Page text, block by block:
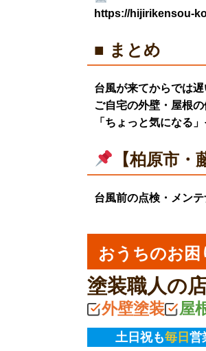
https://hijirikensou-
■ まとめ
台風が来てからでは遅
ご自宅の外壁・屋根
「ちょっと気になる
【柏原市
台風前の点検・メン
おうちのお
塗装職人の
外壁塗装 屋
土日祝も毎日営